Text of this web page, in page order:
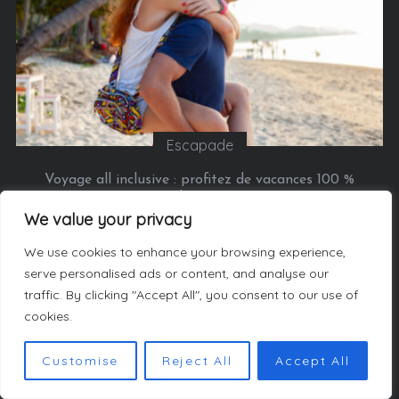
We value your privacy
We use cookies to enhance your browsing experience,
serve personalised ads or content, and analyse our
traffic. By clicking "Accept All", you consent to our use of
cookies.
Customise Reject All Accept All
Escapade
Voyage all inclusive : profitez de vacances 100 %
Retrouvez tous nos
bons plans, nos